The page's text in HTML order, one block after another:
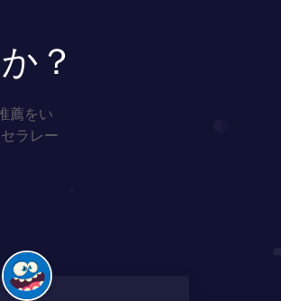
？
薦をい
ラレー